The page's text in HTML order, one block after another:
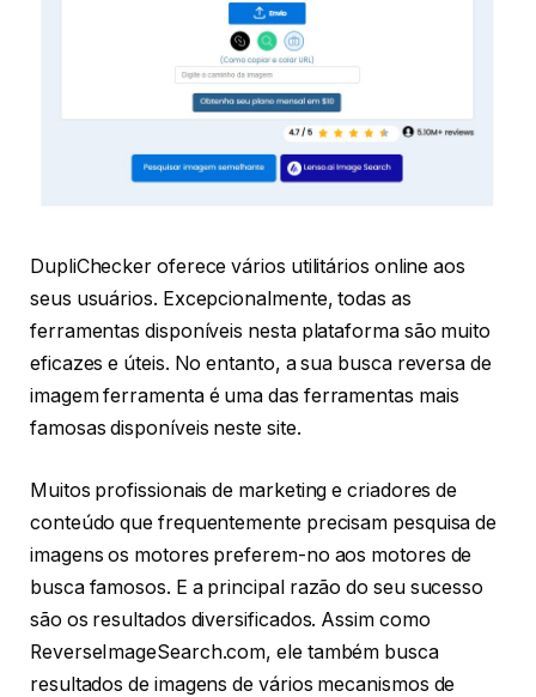
DupliChecker oferece vários utilitários online aos
seus usuários. Excepcionalmente, todas as
ferramentas disponíveis nesta plataforma são muito
eficazes e úteis. No entanto, a sua busca reversa de
imagem ferramenta é uma das ferramentas mais
famosas disponíveis neste site.
Muitos profissionais de marketing e criadores de
conteúdo que frequentemente precisam pesquisa de
imagens os motores preferem-no aos motores de
busca famosos. E a principal razão do seu sucesso
são os resultados diversificados. Assim como
ReverseImageSearch.com, ele também busca
resultados de imagens de vários mecanismos de